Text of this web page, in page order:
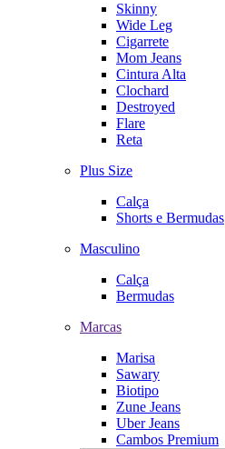
Skinny
Wide Leg
Cigarrete
Mom Jeans
Cintura Alta
Clochard
Destroyed
Flare
Reta
Plus Size
Calça
Shorts e Bermudas
Masculino
Calça
Bermudas
Marcas
Marisa
Sawary
Biotipo
Zune Jeans
Uber Jeans
Cambos Premium